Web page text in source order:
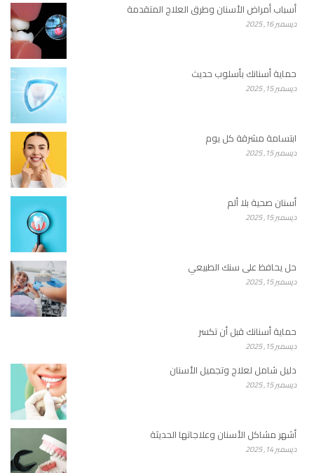
أسباب أمراض الأسنان وطرق العلاج المتقدمة
ديسمبر 16, 2025
حماية أسنانك بأسلوب حديث
ديسمبر 15, 2025
ابتسامة مشرقة كل يوم
ديسمبر 15, 2025
أسنان صحية بلا ألم
ديسمبر 15, 2025
حل يحافظ على سنك الطبيعي
ديسمبر 15, 2025
حماية أسنانك قبل أن تكسر
ديسمبر 15, 2025
دليل شامل لعلاج وتجميل الأسنان
ديسمبر 15, 2025
أشهر مشاكل الأسنان وعلاجاتها الحديثة
ديسمبر 14, 2025